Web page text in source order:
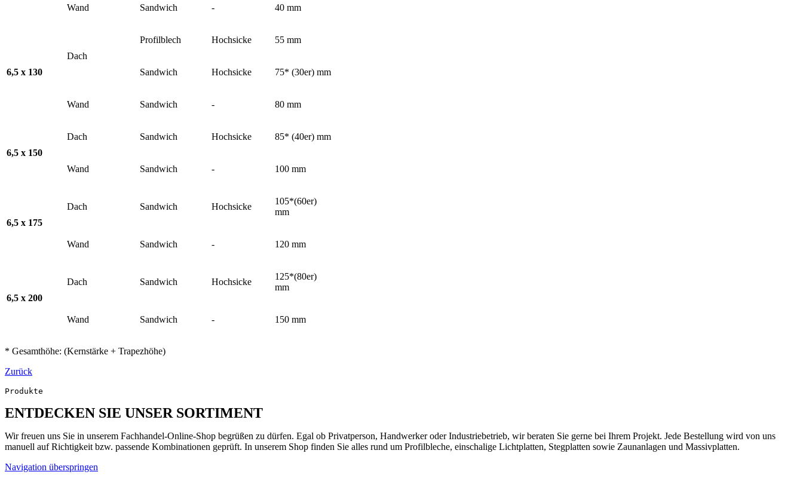
Wand Sandwich - 40 mm
6,5 x 130
Dach
Profilblech Hochsicke 55 mm
Sandwich Hochsicke 75* (30er) mm
Wand Sandwich - 80 mm
6,5 x 150
Dach Sandwich Hochsicke 85* (40er) mm
Wand Sandwich - 100 mm
6,5 x 175
Dach Sandwich Hochsicke
105*(60er)
mm
Wand Sandwich - 120 mm
6,5 x 200
Dach Sandwich Hochsicke
125*(80er)
mm
Wand Sandwich - 150 mm
* Gesamthöhe: (Kernstärke + Trapezhöhe)
Zurück
Produkte
ENTDECKEN SIE UNSER SORTIMENT
Wir freuen uns Sie in unserem Fachhandel-Online-Shop begrüßen zu dürfen. Egal ob Privatperson, Handwerker oder Industriebetrieb, wir beraten Sie gerne bei Ihrem Projekt. Jede Bestellung wird von uns
manuell auf Richtigkeit bzw. passende Kombinationen geprüft. In unserem Shop finden Sie alles rund um Profilbleche, einschalige Lichtplatten, Stegplatten sowie Zaunanlagen und Massivplatten.
Navigation überspringen